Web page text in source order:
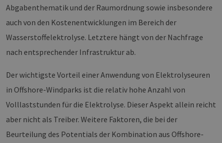
Abgabenthematik und der Raumordnung sowie insbesondere
auch von den Kostenentwicklungen im Bereich der
Wasserstoffelektrolyse. Letztere hängt von der Nachfrage
nach entsprechender Infrastruktur ab.
Der wichtigste Vorteil einer Anwendung von Elektrolyseuren
in Offshore-Windparks ist die relativ hohe Anzahl von
Volllaststunden für die Elektrolyse. Dieser Aspekt allein reicht
aber nicht als Treiber. Weitere Faktoren, die bei der
Beurteilung des Potentials der Kombination aus Offshore-